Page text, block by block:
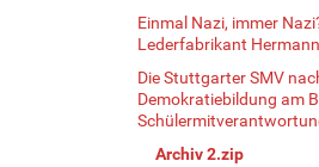
Einmal Nazi, immer
Lederfabrikant
Die Stuttgarter SMV
Demokratiebildung am
Archiv 2.zip